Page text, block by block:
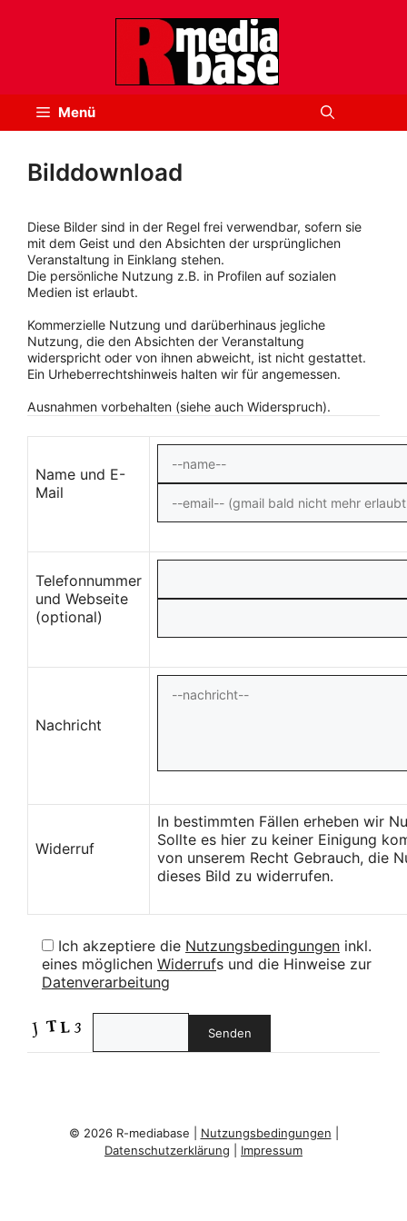
Menü
Bilddownload
Diese Bilder sind in der Regel frei verwendbar, sofern sie
mit dem Geist und den Absichten der ursprünglichen
Veranstaltung in Einklang stehen.
Die persönliche Nutzung z.B. in Profilen auf sozialen
Medien ist erlaubt.
Kommerzielle Nutzung und darüberhinaus jegliche
Nutzung, die den Absichten der Veranstaltung
widerspricht oder von ihnen abweicht, ist nicht gestattet.
Ein Urheberrechtshinweis halten wir für angemessen.
Ausnahmen vorbehalten (siehe auch Widerspruch).
Name und E-
Mail
Telefonnummer
und Webseite
(optional)
Nachricht
Widerruf
In bestimmten Fällen erheben wir
Sollte es hier zu keiner Einigung
von unserem Recht Gebrauch, die
dieses Bild zu widerrufen.
Ich akzeptiere die Nutzungsbedingungen inkl.
eines möglichen Widerrufs und die Hinweise zur
Datenverarbeitung
© 2026 R-mediabase | Nutzungsbedingungen
Datenschutzerklärung
Impressum